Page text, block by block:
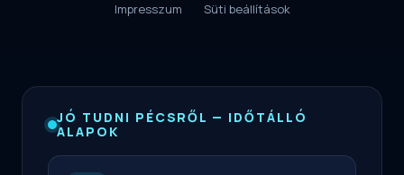
Impresszum Süti beállítások
JÓ TUDNI PÉCSRŐL — IDŐTÁLLÓ
ALAPOK